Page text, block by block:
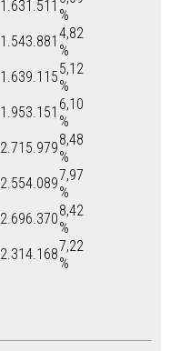
1.631.511
%
1.543.881 4,82
%
1.639.1155,12
%
1.953.151 6,10
%
2.715.9798,48
%
2.554.0897,97
%
2.696.3708,42
%
2.314.1687,22
%